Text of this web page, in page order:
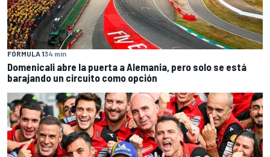
FÓRMULA 134 min
Domenicali abre la puerta a Alemania, pero solo se está
barajando un circuito como opción